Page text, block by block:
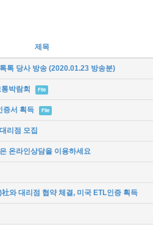
제목
톡 당사 방송 (2020.01.23 방송분)
박람회 File
증서 획득 File
리점 모집
온라인상담을 이용하세요
와 대리점 협약 체결, 미국 ETL인증 획득